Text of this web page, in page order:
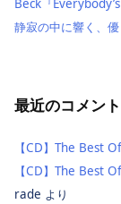
Beck『
静寂の中に響く、
最近のコメント
【CD】The Best
【CD】The Best
rade より